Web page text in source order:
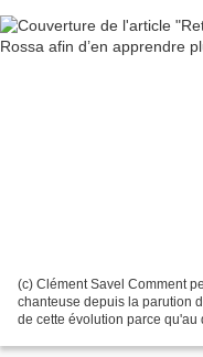
(c) Clément Savel Comment
chanteuse depuis la parution
de cette évolution parce qu'au